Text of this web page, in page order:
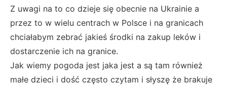
Z uwagi na to co dzieje się obecnie na Ukrainie a
przez to w wielu centrach w Polsce i na granicach
chciałabym zebrać jakieś środki na zakup leków i
dostarczenie ich na granice.
Jak wiemy pogoda jest jaka jest a są tam również
małe dzieci i dość często czytam i słyszę że brakuje